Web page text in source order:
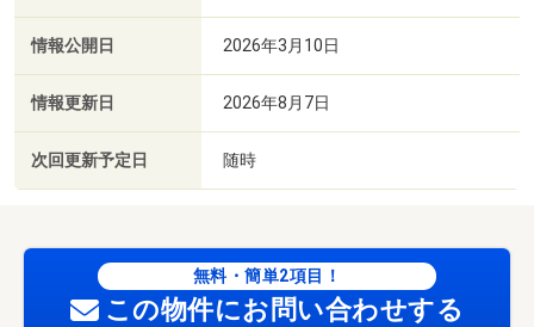
情報公開日 2026年3月10日
情報更新日 2026年8月7日
次回更新予定日 随時
無料・簡単2項目！
この物件にお問い合わせする